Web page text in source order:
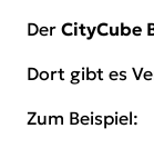
DerCityCube
Dort gibt es
Zum Beispiel: